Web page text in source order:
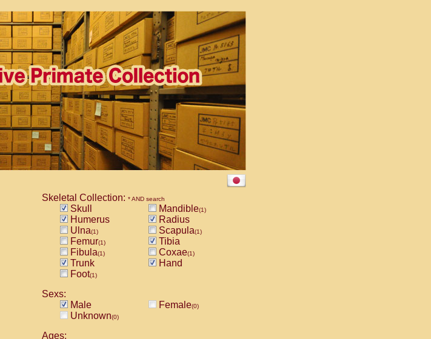
Skeletal Collection: * AND search
Skull Mandible(1)
Humerus
Radius
Ulna(1) Scapula(1)
Femur(1)
Tibia
Fibula(1) Coxae(1)
Trunk
Hand
Foot(1)
Sexs:
Male
Female(0)
Unknown(0)
Ages: